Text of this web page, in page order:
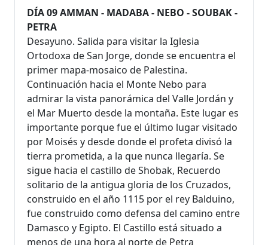
DÍA 09 AMMAN - MADABA - NEBO - SOUBAK -
PETRA
Desayuno. Salida para visitar la Iglesia
Ortodoxa de San Jorge, donde se encuentra el
primer mapa-mosaico de Palestina.
Continuación hacia el Monte Nebo para
admirar la vista panorámica del Valle Jordán y
el Mar Muerto desde la montaña. Este lugar es
importante porque fue el último lugar visitado
por Moisés y desde donde el profeta divisó la
tierra prometida, a la que nunca llegaría. Se
sigue hacia el castillo de Shobak, Recuerdo
solitario de la antigua gloria de los Cruzados,
construido en el año 1115 por el rey Balduino,
fue construido como defensa del camino entre
Damasco y Egipto. El Castillo está situado a
menos de una hora al norte de Petra